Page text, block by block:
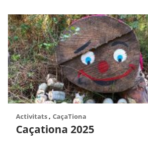
Activitats, CaçaTiona
Caçationa 2025